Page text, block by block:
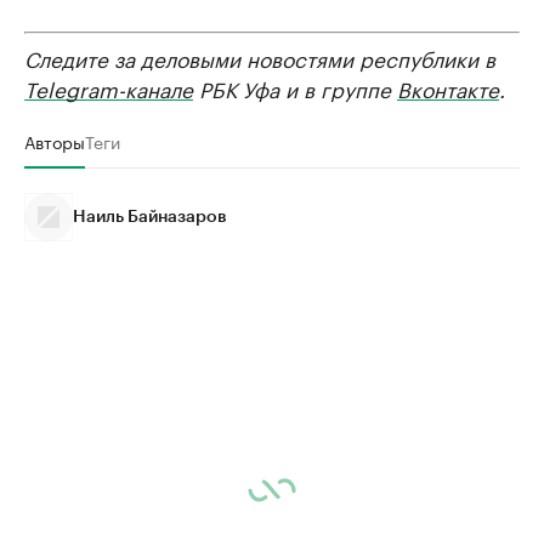
Следите за деловыми новостями республики в
Telegram-каналеРБК Уфа и в группе Вконтакте.
АвторыТеги
Наиль Байназаров